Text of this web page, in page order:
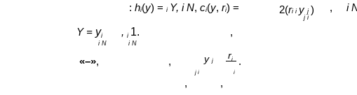
: hi(y) = i Y, i N, ci(y, ri) = , i
2(ri i y j )
Y = yi , i 1.
j i
,
i N i N
«–», , y j ri .
j i i
, ,